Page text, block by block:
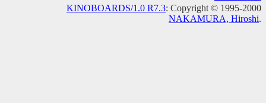
KINOBOARDS/1.0 R7.3: Copyright © 1995-2000
NAKAMURA, Hiroshi.